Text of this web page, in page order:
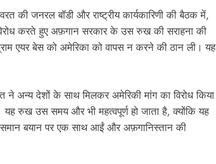
की जनरल बॉडी और राष्ट्रीय कार्यकारिणी की बैठक में,
करते हुए अफ़गान सरकार के उस रुख की सराहना की
एयर बेस को अमेरिका को वापस न करने की ठान ली। यह
अन्य देशों के साथ मिलकर अमेरिकी मांग का विरोध किया
यह रुख उस समय और भी महत्वपूर्ण हो जाता है, क्योंकि यह
बयान पर एक साथ आईं और अफ़गानिस्तान की